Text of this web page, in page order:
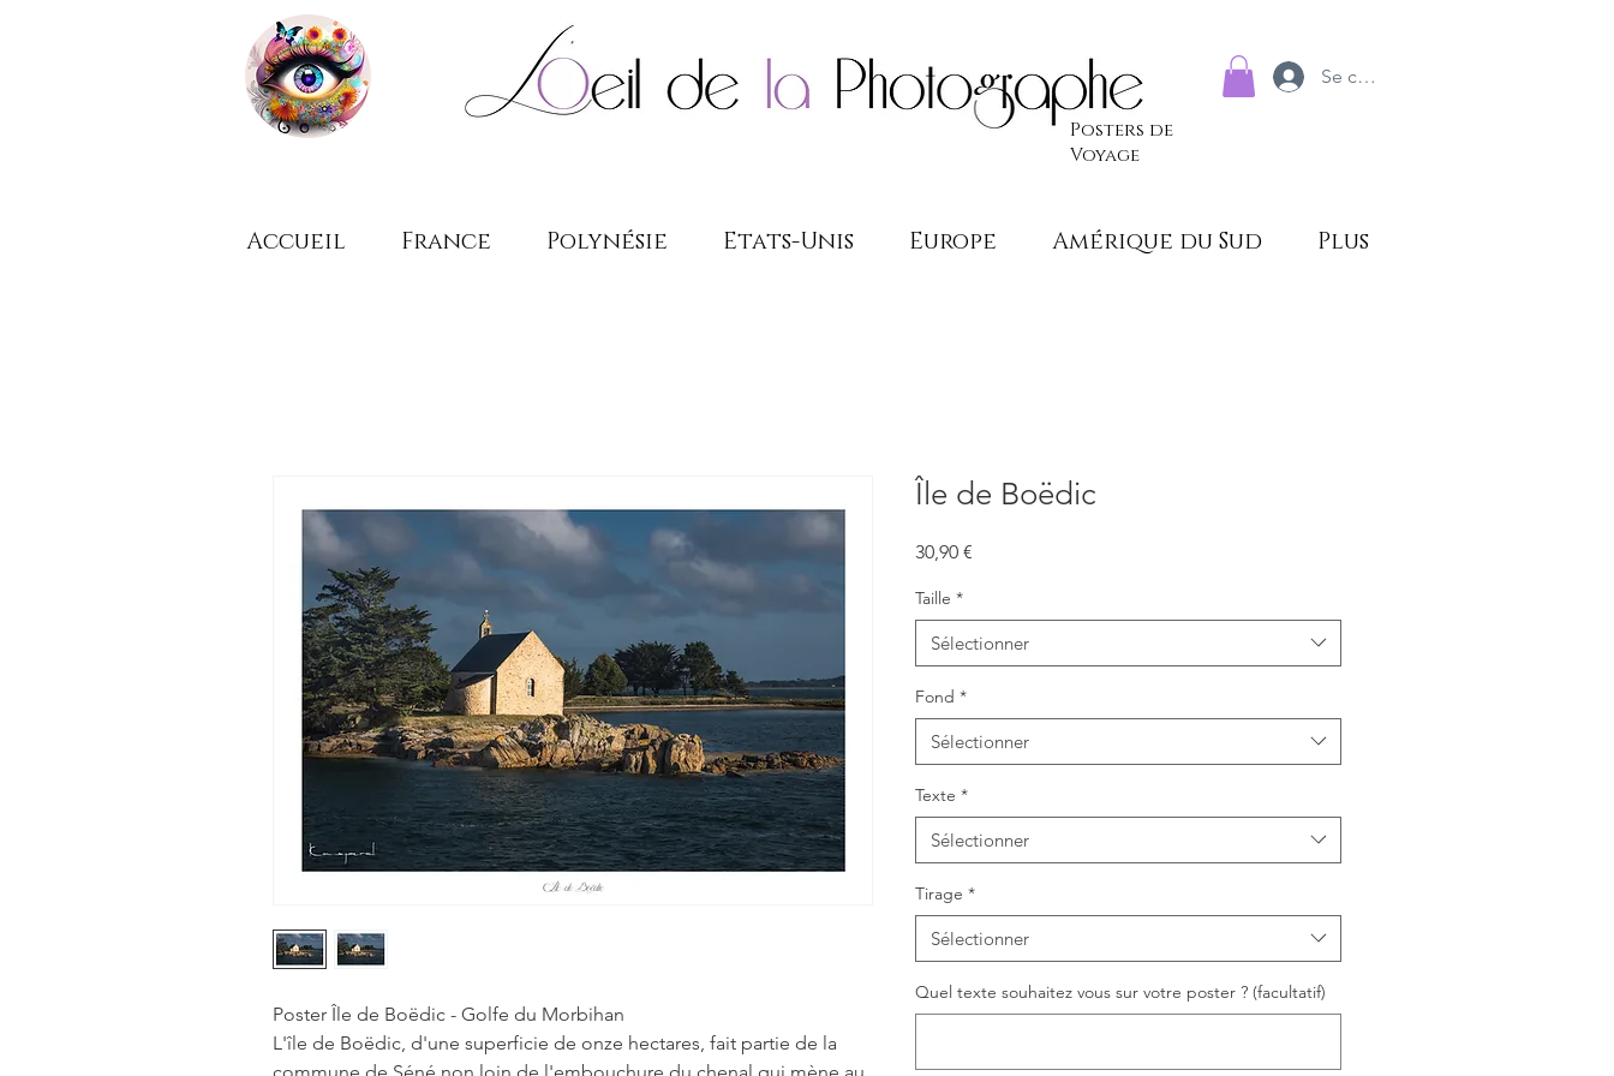
Posters de
Voyage
Se connecter
Accueil France Polynésie Etats-Unis Europe Amérique du Sud Plus
Poster Île de Boëdic - Golfe du Morbihan
L'île de Boëdic, d'une superficie de onze hectares, fait partie de la
commune de Séné non loin de l'embouchure du chenal qui mène au
Île de Boëdic
30,90 €
Taille *
Sélectionner
Fond *
Sélectionner
Texte *
Sélectionner
Tirage *
Sélectionner
Quel texte souhaitez vous sur votre poster ? (facultatif)